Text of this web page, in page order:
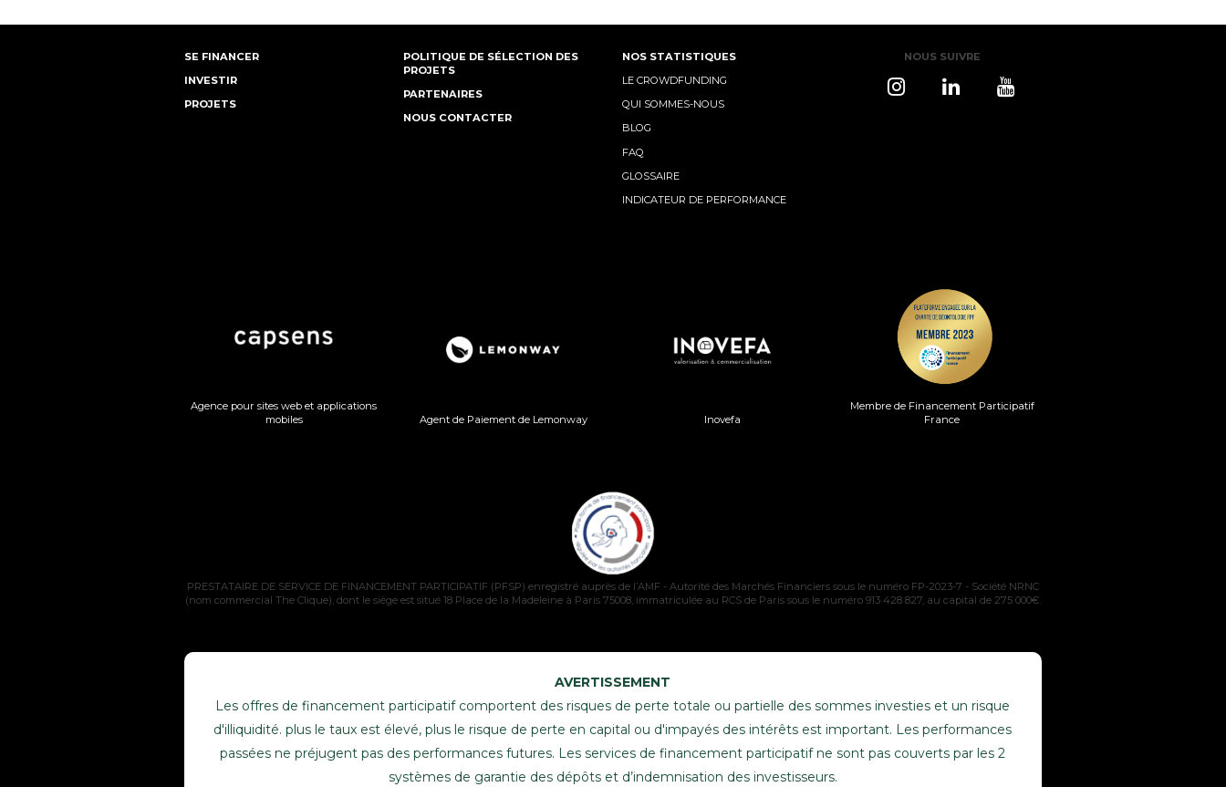
SE FINANCER
INVESTIR
PROJETS
POLITIQUE DE SÉLECTION DES
PROJETS
PARTENAIRES
NOUS CONTACTER
NOS STATISTIQUES
LE CROWDFUNDING
QUI SOMMES-NOUS
BLOG
FAQ
GLOSSAIRE
INDICATEUR DE PERFORMANCE
NOUS SUIVRE
Agence pour sites web et applications
mobiles
Agent de Paiement de Lemonway Inovefa
Membre de Financement Participatif
France
PRESTATAIRE DE SERVICE DE FINANCEMENT PARTICIPATIF (PFSP) enregistré auprès de l’AMF - Autorité des Marchés Financiers sous le numéro FP-2023-7 - Société NRNC
(nom commercial The Clique), dont le siège est situé 18 Place de la Madeleine à Paris 75008, immatriculée au RCS de Paris sous le numéro 913 428 827, au capital de 275 000€.
AVERTISSEMENT
Les offres de financement participatif comportent des risques de perte totale ou partielle des sommes investies et un risque
d'illiquidité. plus le taux est élevé, plus le risque de perte en capital ou d'impayés des intérêts est important. Les performances
passées ne préjugent pas des performances futures. Les services de financement participatif ne sont pas couverts par les 2
systèmes de garantie des dépôts et d’indemnisation des investisseurs.